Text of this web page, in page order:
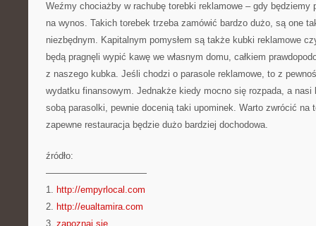
Weźmy chociażby w rachubę torebki reklamowe – gdy będziemy
na wynos. Takich torebek trzeba zamówić bardzo dużo, są one
niezbędnym. Kapitalnym pomysłem są także kubki reklamowe
będą pragnęli wypić kawę we własnym domu, całkiem
z naszego kubka. Jeśli chodzi o parasole reklamowe, to z
wydatku finansowym. Jednakże kiedy mocno się rozpada, a nasi
sobą parasolki, pewnie docenią taki upominek. Warto zwrócić na
zapewne restauracja będzie dużo bardziej dochodowa.
źródło:
———————————
1. http://empyrlocal.com
2. http://eualtamira.com
3. zapoznaj się